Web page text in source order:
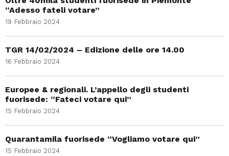
“Adesso fateli votare”
19 Febbraio 2024
TGR 14/02/2024 – Edizione delle ore 14.00
16 Febbraio 2024
Europee & regionali. L’appello degli studenti
fuorisede: “Fateci votare qui”
15 Febbraio 2024
Quarantamila fuorisede “Vogliamo votare qui”
15 Febbraio 2024